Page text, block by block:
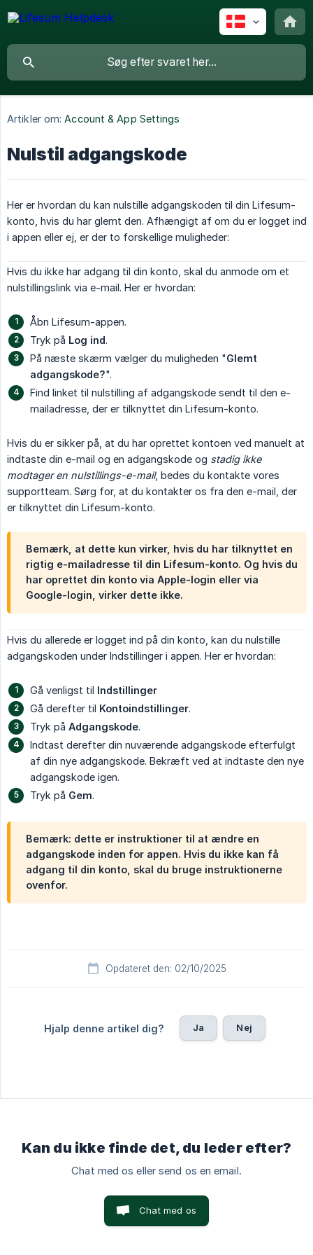
Artikler om: Account & App Settings
Nulstil adgangskode
Her er hvordan du kan nulstille adgangskoden til din Lifesum-
konto, hvis du har glemt den. Afhængigt af om du er logget ind
i appen eller ej, er der to forskellige muligheder:
Hvis du ikke har adgang til din konto, skal du anmode om et
nulstillingslink via e-mail. Her er hvordan:
Åbn Lifesum-appen.
Tryk på Log ind.
På næste skærm vælger du muligheden "Glemt
adgangskode?".
Find linket til nulstilling af adgangskode sendt til den e-
mailadresse, der er tilknyttet din Lifesum-konto.
Hvis du er sikker på, at du har oprettet kontoen ved manuelt at
indtaste din e-mail og en adgangskode og stadig ikke
modtager en nulstillings-e-mail, bedes du kontakte vores
supportteam. Sørg for, at du kontakter os fra den e-mail, der
er tilknyttet din Lifesum-konto.
Bemærk, at dette kun virker, hvis du har tilknyttet en
rigtig e-mailadresse til din Lifesum-konto. Og hvis du
har oprettet din konto via Apple-login eller via
Google-login, virker dette ikke.
Hvis du allerede er logget ind på din konto, kan du nulstille
adgangskoden under Indstillinger i appen. Her er hvordan:
Gå venligst til Indstillinger
Gå derefter til Kontoindstillinger.
Tryk på Adgangskode.
Indtast derefter din nuværende adgangskode efterfulgt
af din nye adgangskode. Bekræft ved at indtaste den nye
adgangskode igen.
Tryk på Gem.
Bemærk: dette er instruktioner til at ændre en
adgangskode inden for appen. Hvis du ikke kan få
adgang til din konto, skal du bruge instruktionerne
ovenfor.
Opdateret den: 02/10/2025
Hjalp denne artikel dig? Ja Nej
Kan du ikke finde det, du leder efter?
Chat med os eller send os en email.
Chat med os